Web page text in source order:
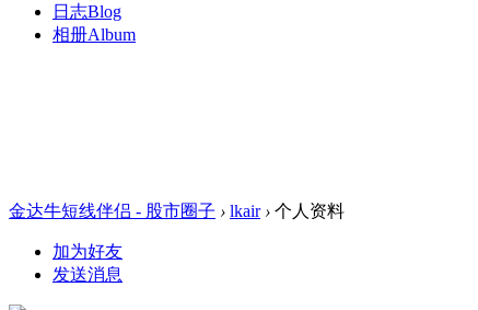
日志Blog
相册Album
金达牛短线伴侣 - 股市圈子 › lkair › 个人资料
加为好友
发送消息